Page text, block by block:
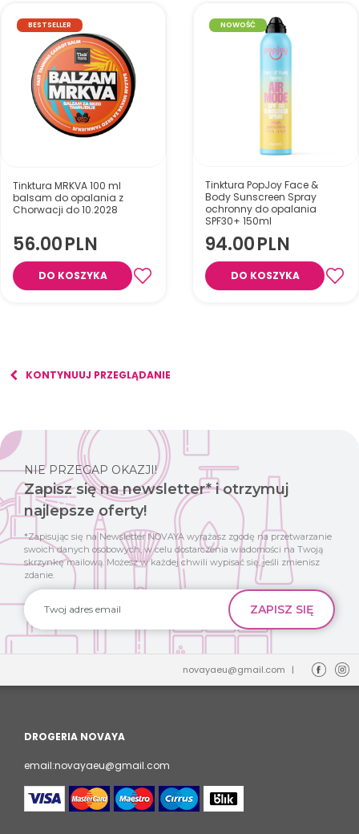
BESTSELLER
Tinktura MRKVA 100 ml
balsam do opalania z
Chorwacji do 10.2028
56.00PLN
DO KOSZYKA
NOWOŚĆ
Tinktura PopJoy Face &
Body Sunscreen Spray
ochronny do opalania
SPF30+ 150ml
94.00PLN
DO KOSZYKA
KONTYNUUJ PRZEGLĄDANIE
NIE PRZEGAP OKAZJI!
Zapisz się na newsletter* i otrzymuj
najlepsze oferty!
*Zapisując się na Newsletter NOVAYA wyrażasz zgodę na przetwarzanie
swoich danych osobowych, w celu dostarczenia wiadomości na Twoją
skrzynkę mailową. Możesz w każdej chwili wypisać się, jeśli zmienisz
zdanie.
novayaeu@gmail.com |
DROGERIA NOVAYA
email:novayaeu@gmail.com